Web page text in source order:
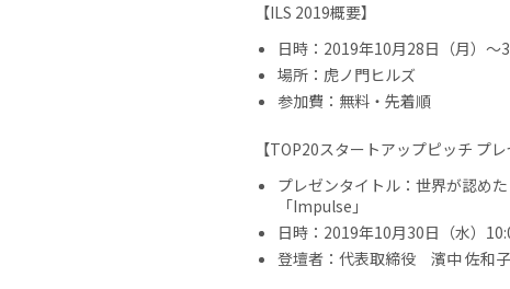
【ILS 2019概要】
日時：2019年10月28日（月）〜
場所：虎ノ門ヒルズ
参加費：無料・先着順
【TOP20スタートアップピッチ プレ
プレゼンタイトル：世界が認め
「Impulse」
日時：2019年10月30日（水）
登壇者：代表取締役 濱中 佐和子